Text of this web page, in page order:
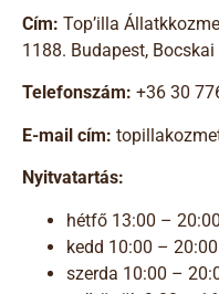
Cím: Top’illa
1188. Budapest,
Telefonszám: +36 30
E-mail cím:
Nyitvatartás:
hétfő 13:00 – 20:00
kedd 10:00 – 20:00
szerda 10:00 –